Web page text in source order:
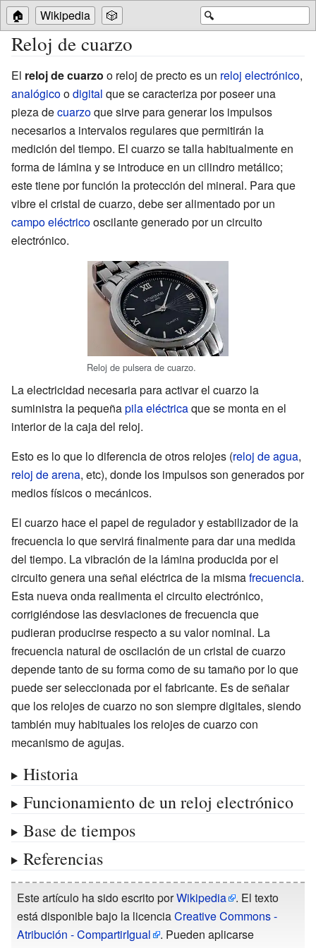
🔍
🏠 Wikipedia 🎲
Reloj de cuarzo
El reloj de cuarzo o reloj de precto es un reloj electrónico,
analógicoodigital que se caracteriza por poseer una
pieza decuarzoque sirve para generar los impulsos
necesarios a intervalos regulares que permitirán la
medición del tiempo. El cuarzo se talla habitualmente en
forma de lámina y se introduce en un cilindro metálico;
este tiene por función la protección del mineral. Para que
vibre el cristal de cuarzo, debe ser alimentado por un
campo eléctricooscilante generado por un circuito
electrónico.
Reloj de pulsera de cuarzo.
La electricidad necesaria para activar el cuarzo la
suministra la pequeñapila eléctricaque se monta en el
interior de la caja del reloj.
Esto es lo que lo diferencia de otros relojes (reloj de agua,
reloj de arena, etc), donde los impulsos son generados por
medios físicos o mecánicos.
El cuarzo hace el papel de regulador y estabilizador de la
frecuencia lo que servirá finalmente para dar una medida
del tiempo. La vibración de la lámina producida por el
circuito genera una señal eléctrica de la mismafrecuencia.
Esta nueva onda realimenta el circuito electrónico,
corrigiéndose las desviaciones de frecuencia que
pudieran producirse respecto a su valor nominal. La
frecuencia natural de oscilación de un cristal de cuarzo
depende tanto de su forma como de su tamaño por lo que
puede ser seleccionada por el fabricante. Es de señalar
que los relojes de cuarzo no son siempre digitales, siendo
también muy habituales los relojes de cuarzo con
mecanismo de agujas.
Historia
Funcionamiento de un reloj electrónico
Base de tiempos
Referencias
Este artículo ha sido escrito porWikipedia
. El texto
está disponible bajo la licenciaCreative Commons -
Atribución - CompartirIgual
. Pueden aplicarse